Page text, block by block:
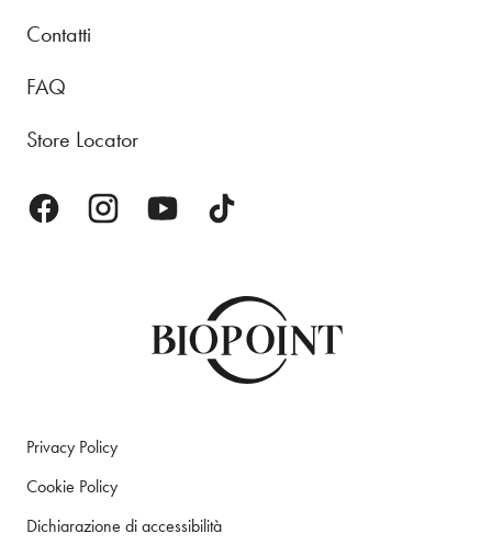
Contatti
FAQ
Store Locator
Privacy Policy
Cookie Policy
Dichiarazione di accessibilità